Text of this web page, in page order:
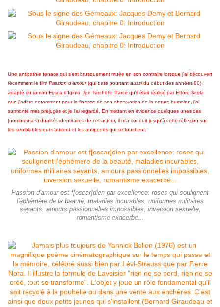
Une antipathie tenace qui s'est brusquement muée en son contraire lorsque j'ai découvert
récemment le film Passion d'amour(qui date pourtant aussi du début des années 80)
adapté du roman Fosca d'Iginio Ugo Tarchetti . Parce qu'il était réalisé par Ettore Scola
que j'adore notamment pour la finesse de son observation de la nature humaine, j'ai
surmonté mes préjugés et je l'ai regardé. En mettant en évidence quelques unes des
(nombreuses) dualités identitaires de cet acteur, il m'a conduit jusqu'à cette réflexion sur
les semblables qui s'attirent et les antipodes qui se touchent.
Passion d'amour est f[oscar]dien par excellence: roses qui soulignent
l'éphémère de la beauté, maladies incurables, uniformes militaires
seyants, amours passionnelles impossibles, inversion sexuelle,
romantisme exacerbé...